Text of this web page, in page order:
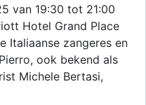
van 19:30 tot 21:00
Hotel Grand Place
Italiaanse zangeres en
ook bekend als
Michele Bertasi,